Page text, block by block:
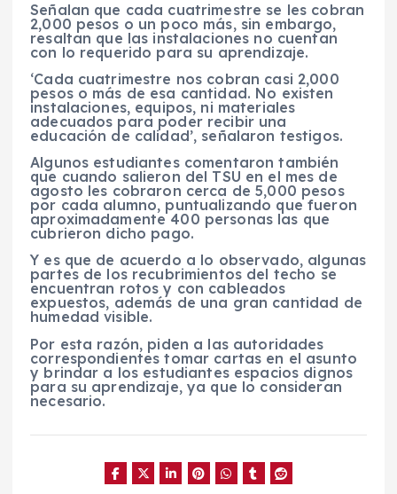
Señalan que cada cuatrimestre se les cobran
2,000 pesos o un poco más, sin embargo,
resaltan que las instalaciones no cuentan
con lo requerido para su aprendizaje.
‘Cada cuatrimestre nos cobran casi 2,000
pesos o más de esa cantidad. No existen
instalaciones, equipos, ni materiales
adecuados para poder recibir una
educación de calidad’, señalaron testigos.
Algunos estudiantes comentaron también
que cuando salieron del TSU en el mes de
agosto les cobraron cerca de 5,000 pesos
por cada alumno, puntualizando que fueron
aproximadamente 400 personas las que
cubrieron dicho pago.
Y es que de acuerdo a lo observado, algunas
partes de los recubrimientos del techo se
encuentran rotos y con cableados
expuestos, además de una gran cantidad de
humedad visible.
Por esta razón, piden a las autoridades
correspondientes tomar cartas en el asunto
y brindar a los estudiantes espacios dignos
para su aprendizaje, ya que lo consideran
necesario.